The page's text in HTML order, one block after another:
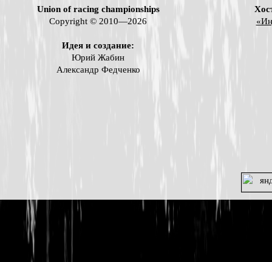
Union of racing championships
Copyright © 2010—2026
Идея и создание:
Юрий Жабин
Александр Федченко